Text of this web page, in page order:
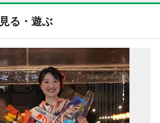
見る・遊ぶ